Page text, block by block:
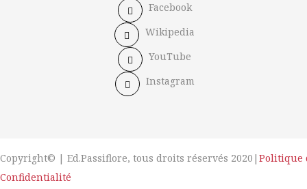
Facebook
Wikipedia
YouTube
Instagram
Copyright© | Ed.Passiflore, tous droits réservés 2020| Politique
Confidentialité